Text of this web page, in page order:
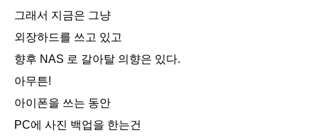
그래서 지금은 그냥
외장하드를 쓰고 있고
향후 NAS 로 갈아탈 의향은 있다.
아무튼!
아이폰을 쓰는 동안
PC에 사진 백업을 한는건